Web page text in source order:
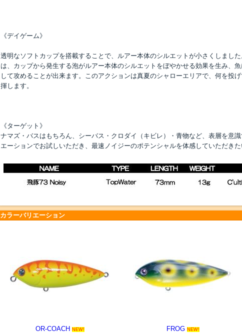
《デイゲーム》
透明なソフトカップを搭載することで、ルアー本体のシルエットが小さくしまし
は、カップから発生する泡がルアー本体のシルエットをぼやかせる効果を生み、
して攻めることが出来ます。このアクションは真夏のシャローエリアで、何を投
揮します。
《ターゲット》
ナマズ・バスはもちろん、シーバス・クロダイ（キビレ）・青物など、表層を意
エーションでお試しいただき、最速ノイジーのポテンシャルを体感していただきた
カラーバリエーション
OR-COACH NEW! FROG NEW!